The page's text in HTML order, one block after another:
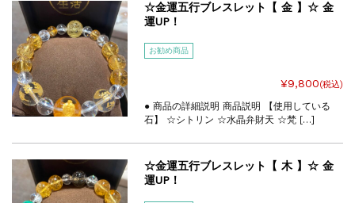
☆金運五行ブレスレット【 金 】☆ 金
運UP！
お勧め商品
¥9,800(税込)
● 商品の詳細説明 商品説明 【使用している
石】 ☆シトリン ☆水晶弁財天 ☆梵 […]
☆金運五行ブレスレット【 木 】☆ 金
運UP！